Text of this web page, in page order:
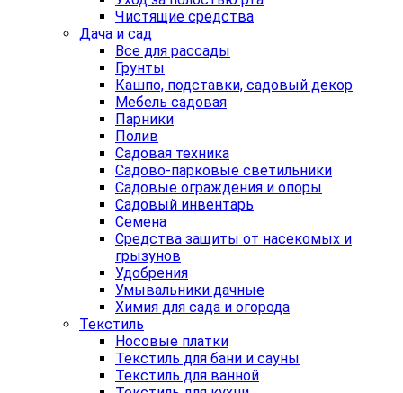
Чистящие средства
Дача и сад
Все для рассады
Грунты
Кашпо, подставки, садовый декор
Мебель садовая
Парники
Полив
Садовая техника
Садово-парковые светильники
Садовые ограждения и опоры
Садовый инвентарь
Семена
Средства защиты от насекомых и
грызунов
Удобрения
Умывальники дачные
Химия для сада и огорода
Текстиль
Носовые платки
Текстиль для бани и сауны
Текстиль для ванной